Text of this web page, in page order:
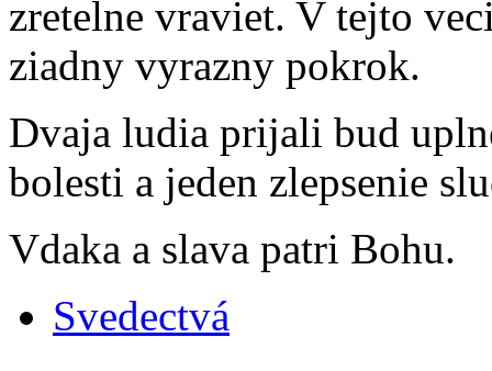
zretelne vraviet. V tejto
ziadny vyrazny pokrok.
Dvaja ludia prijali bud
bolesti a jeden zlepsenie
Vdaka a slava patri Bohu.
Svedectvá